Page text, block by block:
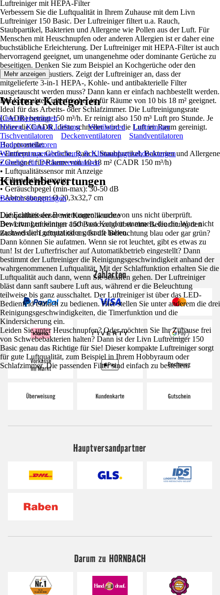
Luftreiniger mit HEPA-Filter
Verbessern Sie die Luftqualität in Ihrem Zuhause mit dem Livn
Luftreiniger 150 Basic. Der Luftreiniger filtert u.a. Rauch,
Staubpartikel, Bakterien und Allergene wie Pollen aus der Luft. Für
Menschen mit Heuschnupfen oder anderen Allergien ist er daher eine
buchstäbliche Erleichterung. Der Luftreiniger mit HEPA-Filter ist auch
hervorragend geeignet, um unangenehme oder dominante Gerüche zu
beseitigen. Denken Sie zum Beispiel an Kochgerüche oder den
Geruch eines Haustiers. Zeigt der Luftreiniger an, dass der
mitgelieferte 3-in-1 HEPA-, Kohle- und antibakterielle Filter
ausgetauscht werden muss? Dann kann er einfach nachbestellt werden.
Der kompakte Lufterfrischer ist für Räume von 10 bis 18 m² geeignet.
Ideal für das Arbeits- oder Schlafzimmer. Die Luftreinigungsrate
(CADR) beträgt 150 m³/h. Er reinigt also 150 m³ Luft pro Stunde. Je
höher die CADR, desto schneller wird die Luft im Raum gereinigt.
Hauptvorteile:
• Entfernt u.a. Gerüche, Rauch, Staubpartikel, Bakterien und Allergene
• Geeignet für Räume von 10-18 m² (CADR 150 m³/h)
• Luftqualitätssensor mit Anzeige
• Filterwechselanzeige
• Geräuschpegel (min-max): 30-50 dB
• Abmessungen: Ø 20,3x32,7 cm
Luftqualitätssensor mit Kontrollleuchte
Der Livn Luftreiniger 150 Basic zeigt über eine Beleuchtung den
Zustand der Luftqualität an. Ist die Beleuchtung blau oder gar grün?
Dann können Sie aufatmen. Wenn sie rot leuchtet, gibt es etwas zu
tun! Ist der Lufterfrischer auf Automatikbetrieb eingestellt? Dann
bestimmt der Luftreiniger die Reinigungsgeschwindigkeit anhand der
wahrgenommenen Luftqualität. Mit der Schlaffunktion erhalten Sie die
Luftqualität auch dann, wenn Sie schlafen gehen. Der Luftreiniger
bläst dann sanft saubere Luft aus, während er die Beleuchtung
teilweise bis ganz ausschaltet. Der Luftreiniger ist über das LED-
Bedienfeld einfach zu bedienen. Hier stellen Sie unter anderem die drei
Reinigungsgeschwindigkeiten, die Timerfunktion und die
Kindersicherung ein.
Leiden Sie unter Heuschnupfen? Oder möchten Sie Ihr Zuhause frei
von Schwebebakterien halten? Dann ist der Livn Luftreiniger 150
Basic genau das Richtige für Sie! Dieser kompakte Luftreiniger sorgt
für gute Luftqualität, zum Beispiel in Ihrem Hobbyraum oder
Schlafzimmer. Die passenden Filter sind einfach zu bestellen.
Mehr anzeigen
Weitere Kategorien
Liste überspringen
Heizen, Klima & Lüftung
Ventilatoren
Luftreiniger
Tischventilatoren
Deckenventilatoren
Standventilatoren
Bodenventilatoren
Wärmepumpenabdeckung & Klimaanlagenabdeckungen
Zubehör für Deckenventilatoren
Kundenbewertungen
Bereich überspringen
Die Echtheit der Bewertungen wurde von uns nicht überprüft.
Bewertungen können auch von Kunden stammen, die die Ware nicht
nachweislich genutzt oder gekauft haben.
Zahlarten
Hauptversandpartner
Darum zu HORNBACH